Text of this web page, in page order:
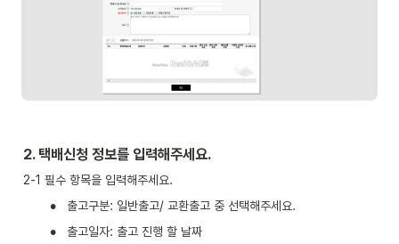
2. 택배신청 정보를 입력해주세요.
2-1 필수 항목을 입력해주세요.
• 출고구분: 일반출고/ 교환출고 중 선택해주세요.
• 출고일자: 출고 진행 할 날짜